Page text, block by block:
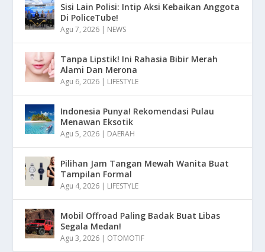
Sisi Lain Polisi: Intip Aksi Kebaikan Anggota
Di PoliceTube!
Agu 7, 2026 | NEWS
Tanpa Lipstik! Ini Rahasia Bibir Merah
Alami Dan Merona
Agu 6, 2026 | LIFESTYLE
Indonesia Punya! Rekomendasi Pulau
Menawan Eksotik
Agu 5, 2026 | DAERAH
Pilihan Jam Tangan Mewah Wanita Buat
Tampilan Formal
Agu 4, 2026 | LIFESTYLE
Mobil Offroad Paling Badak Buat Libas
Segala Medan!
Agu 3, 2026 | OTOMOTIF